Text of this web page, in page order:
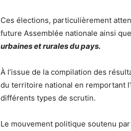
Ces élections, particulièrement
future Assemblée nationale ainsi
urbaines et rurales du pays.
À l’issue de la compilation des
du territoire national en remportant
différents types de scrutin.
Le mouvement politique soutenu